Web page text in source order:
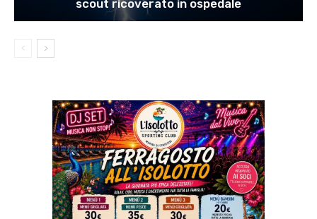
scout ricoverato in ospedale